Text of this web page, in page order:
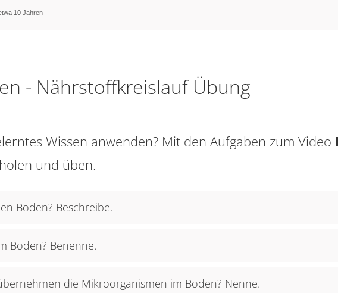
10 Jahren
- Nährstoffkreislauf Übung
Wissen anwenden? Mit den Aufgaben zum Video
und üben.
Boden? Beschreibe.
Boden? Benenne.
die Mikroorganismen im Boden? Nenne.